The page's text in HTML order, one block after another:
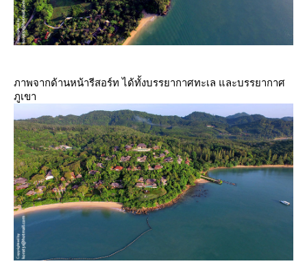
ภาพจากด้านหน้ารีสอร์ท ได้ทั้งบรรยากาศทะเล และบรรยากาศ
ภูเขา